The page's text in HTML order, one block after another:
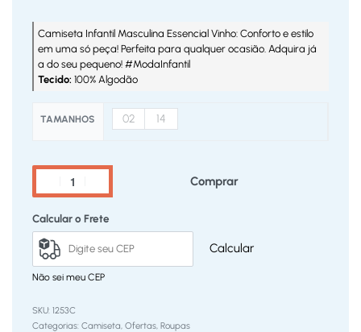
Camiseta Infantil Masculina Essencial Vinho: Conforto e estilo
em uma só peça! Perfeita para qualquer ocasião. Adquira já
a do seu pequeno! #ModaInfantil
Tecido: 100% Algodão
TAMANHOS 02 14
Comprar
Calcular o Frete
Calcular
Não sei meu CEP
1253C
Categorias: Camiseta Ofertas Roupas